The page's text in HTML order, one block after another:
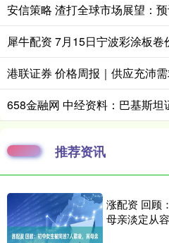
犀牛配资 7月15日宁波彩涂板卷
港联证券 价格周报｜供应充沛
推荐资讯
涨配资 回顾
母亲淡定从